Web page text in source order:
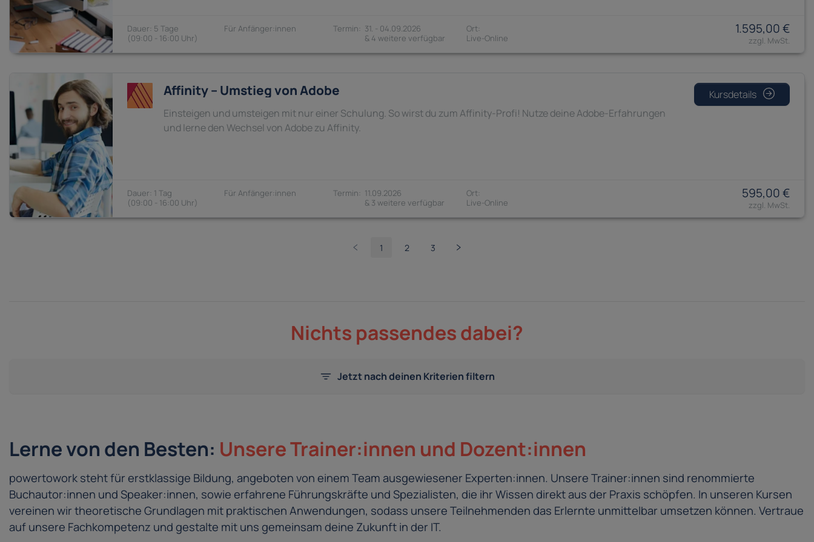
5 Tage
09:00 - 16:00
Anfänger:innen
31. - 04.09.2026
& 4 weitere verfügbar
1.595,00 €
Affinity – Umstieg von Adobe
Einsteigen und umsteigen mit nur einer Schulung. So wirst du zum Affinity-Profi! Nutze deine Adobe-Erfahrungen
und lerne den Wechsel von Adobe zu Affinity.
1 Tag
09:00 - 16:00
Anfänger:innen
Kursdetails
11.09.2026
& 3 weitere verfügbar
595,00 €
Nichts passendes dabei?
Jetzt nach deinen Kriterien filtern
Lerne von den Besten: Unsere Trainer:innen und Dozent:innen
powertowork steht für erstklassige Bildung, angeboten von einem Team ausgewiesener Experten:innen. Unsere Trainer:innen sind renommierte
Buchautor:innen und Speaker:innen, sowie erfahrene Führungskräfte und Spezialisten, die ihr Wissen direkt aus der Praxis schöpfen. In unseren Kursen
vereinen wir theoretische Grundlagen mit praktischen Anwendungen, sodass unsere Teilnehmenden das Erlernte unmittelbar umsetzen können. Vertraue
auf unsere Fachkompetenz und gestalte mit uns gemeinsam deine Zukunft in der IT.